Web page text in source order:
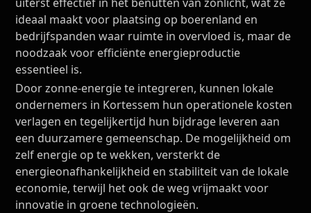
ideaal maakt voor plaatsing op boerenland en
bedrijfspanden waar ruimte in overvloed is, maar de
noodzaak voor efficiënte energieproductie
essentieel is.
Door zonne-energie te integreren, kunnen lokale
ondernemers in Kortessem hun operationele kosten
verlagen en tegelijkertijd hun bijdrage leveren aan
een duurzamere gemeenschap. De mogelijkheid om
zelf energie op te wekken, versterkt de
energieonafhankelijkheid en stabiliteit van de lokale
economie, terwijl het ook de weg vrijmaakt voor
innovatie in groene technologieën.